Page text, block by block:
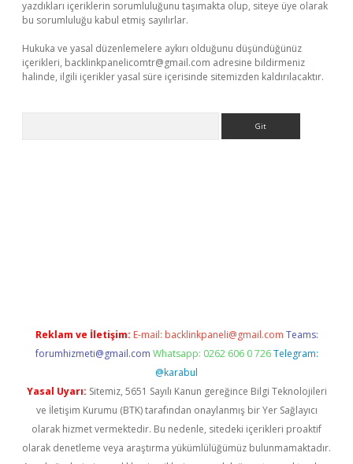
yazdıkları içeriklerin sorumluluğunu taşımakta olup, siteye üye olarak
bu sorumluluğu kabul etmiş sayılırlar.
Hukuka ve yasal düzenlemelere aykırı olduğunu düşündüğünüz
içerikleri, backlinkpanelicomtr@gmail.com adresine bildirmeniz
halinde, ilgili içerikler yasal süre içerisinde sitemizden kaldırılacaktır.
Reklam ve İletişim: E-mail: backlinkpaneli@gmail.com Teams:
forumhizmeti@gmail.com Whatsapp: 0262 606 0 726 Telegram:
@karabul
Yasal Uyarı: Sitemiz, 5651 Sayılı Kanun gereğince Bilgi Teknolojileri
ve İletişim Kurumu (BTK) tarafından onaylanmış bir Yer Sağlayıcı
olarak hizmet vermektedir. Bu nedenle, sitedeki içerikleri proaktif
olarak denetleme veya araştırma yükümlülüğümüz bulunmamaktadır.